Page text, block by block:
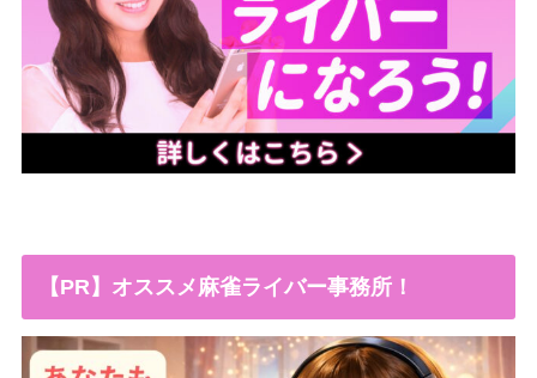
【PR】オススメ麻雀ライバー事務所！